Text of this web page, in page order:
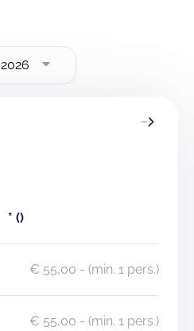
2026
* ()
€ 55,00 - (min. 1 pers.)
€ 55,00 - (min. 1 pers.)